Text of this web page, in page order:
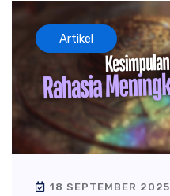
Artikel
18 SEPTEMBER 2025